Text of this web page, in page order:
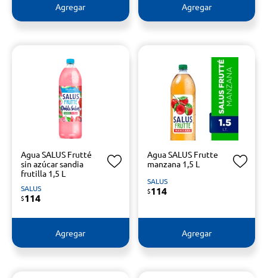
Agregar Agregar
Agua SALUS Frutté
sin azúcar sandia
frutilla 1,5 L
SALUS
$114
Agregar
Agua SALUS Frutte
manzana 1,5 L
SALUS
$114
Agregar